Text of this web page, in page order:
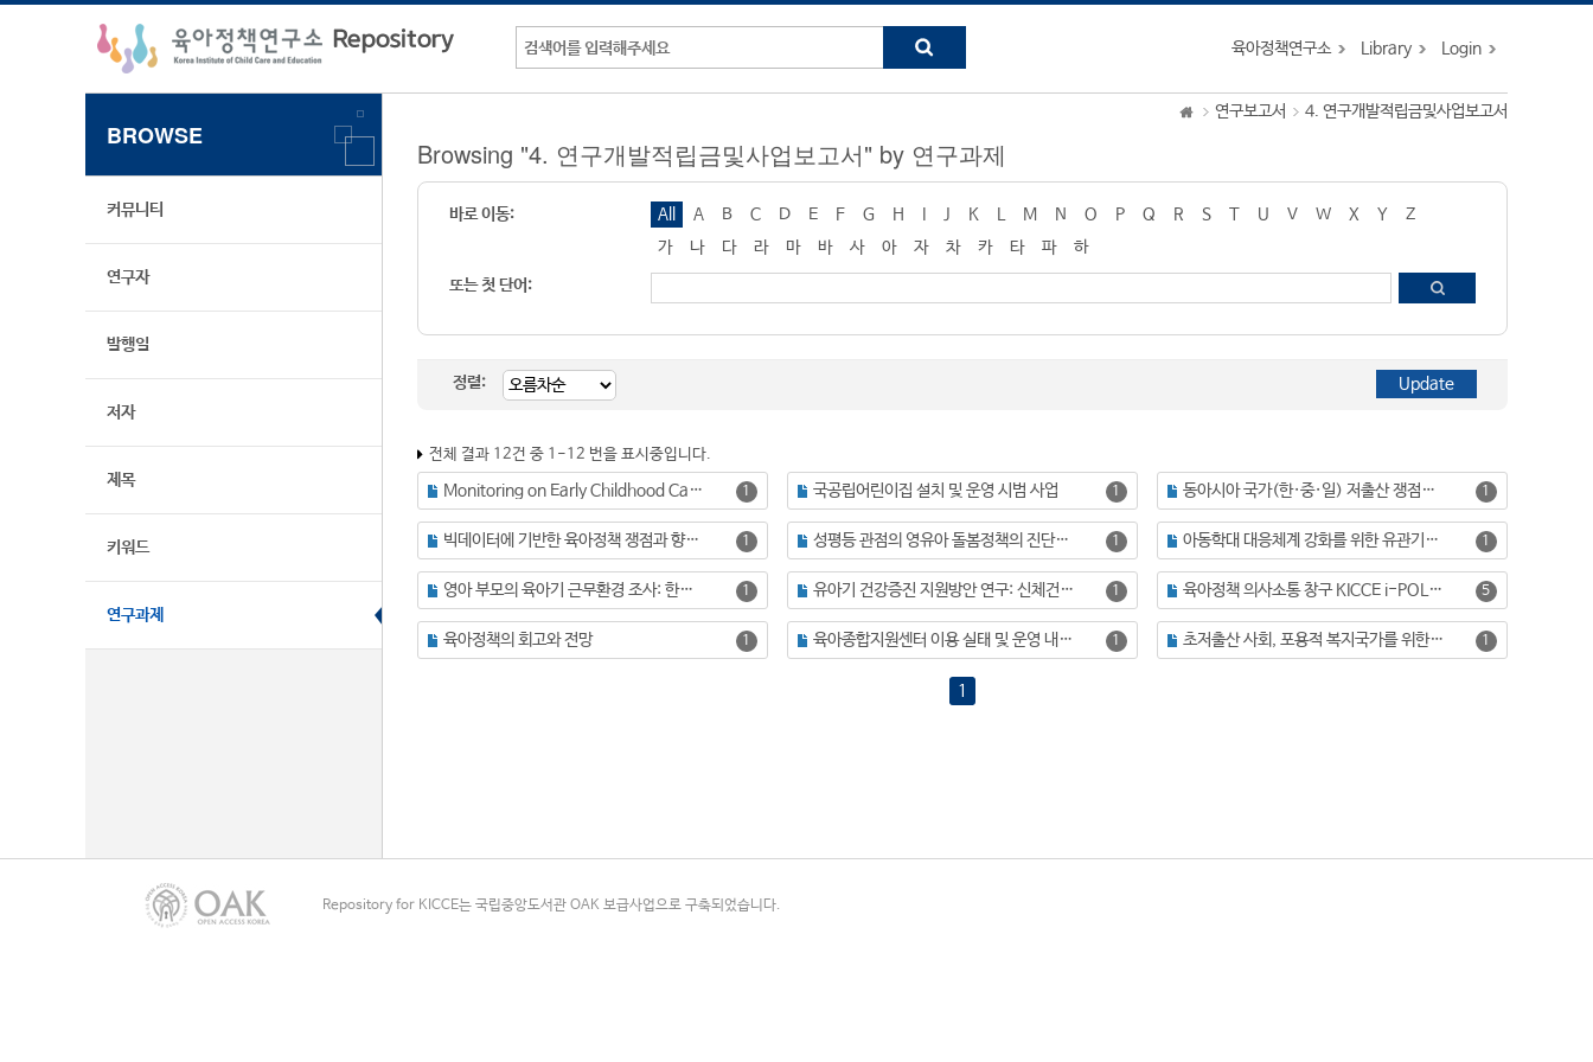
육아정책연구소 Library Login
BROWSE
커뮤니티
연구자
발행일
저자
제목
키워드
연구과제
연구보고서 4. 연구개발적립금및사업보고서
Browsing "4. 연구개발적립금및사업보고서" by 연구과제
바로 이동: All A B C D E F G H J K M N O P Q R S T U V W X Y
Z
가
나 다 라 마 바 사 아 자 차 카 타 파
하
또는 첫 단어:
정렬:
전체 결과 12건 중 1-12 번을 표시중입니다.
Monitoring on Early Childhood Care and Education Policies in the Asia-Pacific Countries: Focusing on the implementation of the Putrajaya Declaration (한글명: 아태지역국가들의 육아정책 모니터링 연구(I): 푸트라자야 선언문 실행과제를 중심으로) 1 국공립어린이집 설치 및 운영 시범 사업 1 동아시아 국가(한·중·일) 저출산 쟁점과 육아정책 비교 연구(Ⅰ) 1
빅데이터에 기반한 육아정책 쟁점과 향후 과제 1 성평등 관점의 영유아 돌봄정책의 진단과 과제 1 아동학대 대응체계 강화를 위한 유관기관의 역할과 법제 개선방안 1
영아 부모의 육아기 근무환경 조사: 한국 영유아 교육·보육 패널 가구를 대상으로 1 유아기 건강증진 지원방안 연구: 신체건강증진 프로그램을 중심으로 1 육아정책 의사소통 창구 KICCE i-POL 운영사업 5
육아정책의 회고와 전망 1 육아종합지원센터 이용 실태 및 운영 내실화 방안 연구 1 초저출산 사회, 포용적 복지국가를 위한 육아정책 패러다임의 전환과 정책과제 1
1
Repository for KICCE는 국립중앙도서관 OAK 보급사업으로 구축되었습니다.